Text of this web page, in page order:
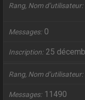
Rang, Nom d’utilisateur
Messages 0
Inscription 25
Rang, Nom d’utilisateur
Messages 11490